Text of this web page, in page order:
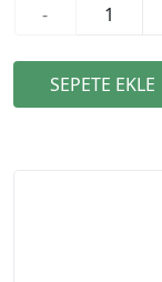
-